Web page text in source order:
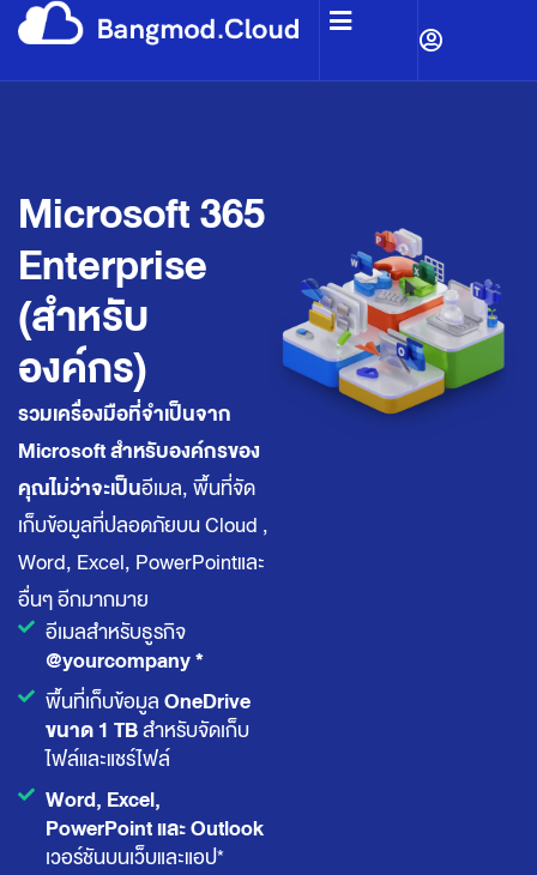
Microsoft 365
Enterprise
(สำหรับ
องค์กร)
รวมเครื่องมือที่จำเป็นจาก
Microsoft สำหรับองค์กรของ
คุณไม่ว่าจะเป็นอีเมล, พื้นที่จัด
เก็บข้อมูลที่ปลอดภัยบน Cloud ,
Word, Excel, PowerPointและ
อื่นๆ อีกมากมาย
อีเมลสำหรับธูรกิจ
@yourcompany *
พื้นที่เก็บข้อมูลOneDrive
ขนาด 1 TBสำหรับจัดเก็บ
ไฟล์และแชร์ไฟล์
Word, Excel,
PowerPoint และ Outlook
เวอร์ชันบนเว็บและแอป*